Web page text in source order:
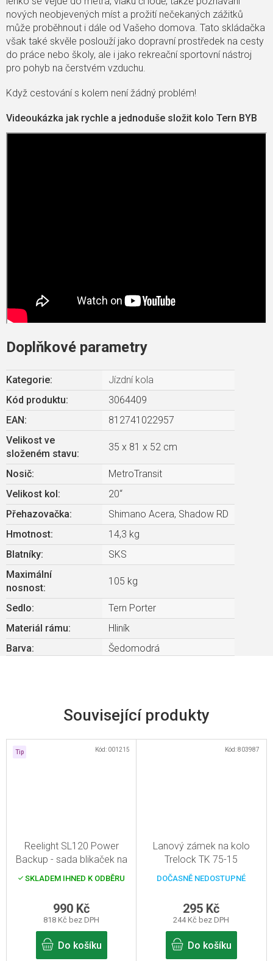
Související produkty
Tip
Reelight SL120 Power
Backup - sada blikaček na
kolo
SKLADEM IHNED K ODBĚRU
818 Kč bez DPH
990 Kč
Do košíku
Kód: 001215
Lanový zámek na kolo
Trelock TK 75-15
DOČASNĚ NEDOSTUPNÉ
244 Kč bez DPH
295 Kč
Do košíku
Kód:803987
nových neobjevených míst a prožití nečekaných zážitků
může proběhnout i dále od Vašeho domova. Tato skládačka
však také skvěle poslouží jako dopravní prostředek na cesty
do práce nebo školy, ale i jako rekreační sportovní nástroj
pro pohyb na čerstvém vzduchu.
Když cestování s kolem není žádný problém!
Videoukázka jak rychle a jednoduše složit kolo Tern BYB
Doplňkové parametry
Kategorie:
Jízdní kola
Kód produktu:
3064409
EAN:
812741022957
Velikost ve
složeném stavu:
35 x 81 x 52 cm
Nosič:
MetroTransit
Velikost kol:
20“
Přehazovačka:
Shimano Acera, Shadow RD
Hmotnost:
14,3 kg
Blatníky:
SKS
Maximální
nosnost:
105 kg
Sedlo:
Tern Porter
Materiál rámu:
Hliník
Barva: Šedomodrá